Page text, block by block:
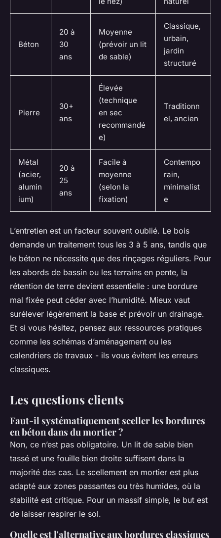
Béton
20 à
30
ans
Moyenne
(prévoir un lit
de sable)
Classique,
urbain,
jardin
structuré
Pierre
30+
ans
Élevée
(technique
en sec
recommandé
e)
Traditionn
el, ancien
Métal
(acier,
alumin
ium)
20 à
25
ans
Facile à
moyenne
(selon la
fixation)
Contempo
rain,
minimalist
e
L’entretien est un facteur souvent oublié. Le bois
demande un traitement tous les 3 à 5 ans, tandis que
le béton ne nécessite que des rinçages réguliers. Pour
les abords de bassin ou les terrains en pente, la
rétention de terre devient essentielle : une bordure
mal fixée peut céder avec l’humidité. Mieux vaut
surélever légèrement la base et prévoir un drainage.
Et si vous hésitez, pensez aux ressources pratiques
comme les schémas d’aménagement ou les
calendriers de travaux - ils vous évitent les erreurs
classiques.
Les questions clients
Faut-il systématiquement sceller les bordures
en béton dans du mortier ?
Non, ce n’est pas obligatoire. Un lit de sable bien
tassé et une fouille bien droite suffisent dans la
majorité des cas. Le scellement en mortier est plus
adapté aux zones passantes ou très humides, où la
stabilité est critique. Pour un massif simple, le but est
de laisser respirer le sol.
Quelle est l'alternative aux bordures classiques